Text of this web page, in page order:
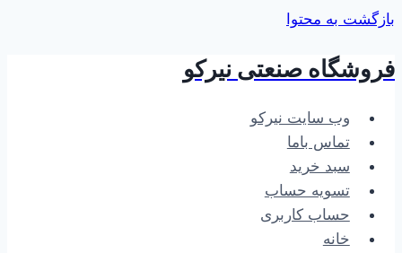
بازگشت به محتوا
فروشگاه صنعتی نیرکو
وب سایت نیرکو
تماس باما
سبد خرید
تسویه حساب
حساب کاربری
خانه